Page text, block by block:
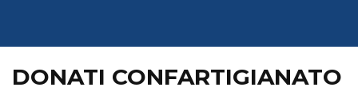
DONATI CONFARTIGIANATO